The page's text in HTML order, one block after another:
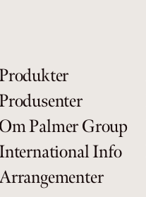
Palmer Group
Info